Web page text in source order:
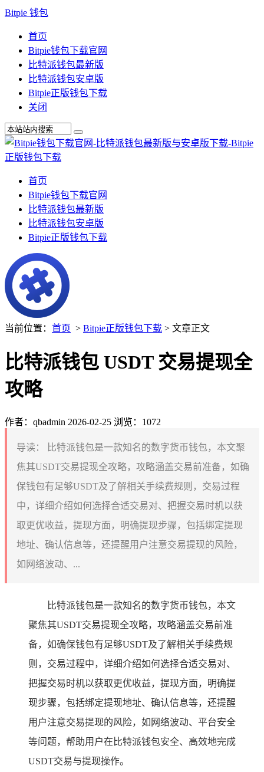
Bitpie 钱包
首页
Bitpie钱包下载官网
比特派钱包最新版
比特派钱包安卓版
Bitpie正版钱包下载
关闭
首页
Bitpie钱包下载官网
比特派钱包最新版
比特派钱包安卓版
Bitpie正版钱包下载
当前位置： 首页 > Bitpie正版钱包下载 > 文章正文
比特派钱包 USDT 交易提现全
攻略
作者：qbadmin 2026-02-25 浏览：1072
导读：
比特派钱包是一款知名的数字货币钱包，本文聚
焦其USDT交易提现全攻略，攻略涵盖交易前准备，如确
保钱包有足够USDT及了解相关手续费规则，交易过程
中，详细介绍如何选择合适交易对、把握交易时机以获
取更优收益，提现方面，明确提现步骤，包括绑定提现
地址、确认信息等，还提醒用户注意交易提现的风险，
如网络波动、...
比特派钱包是一款知名的数字货币钱包，本文
聚焦其USDT交易提现全攻略，攻略涵盖交易前准
备，如确保钱包有足够USDT及了解相关手续费规
则，交易过程中，详细介绍如何选择合适交易对、
把握交易时机以获取更优收益，提现方面，明确提
现步骤，包括绑定提现地址、确认信息等，还提醒
用户注意交易提现的风险，如网络波动、平台安全
等问题，帮助用户在比特派钱包安全、高效地完成
USDT交易与提现操作。